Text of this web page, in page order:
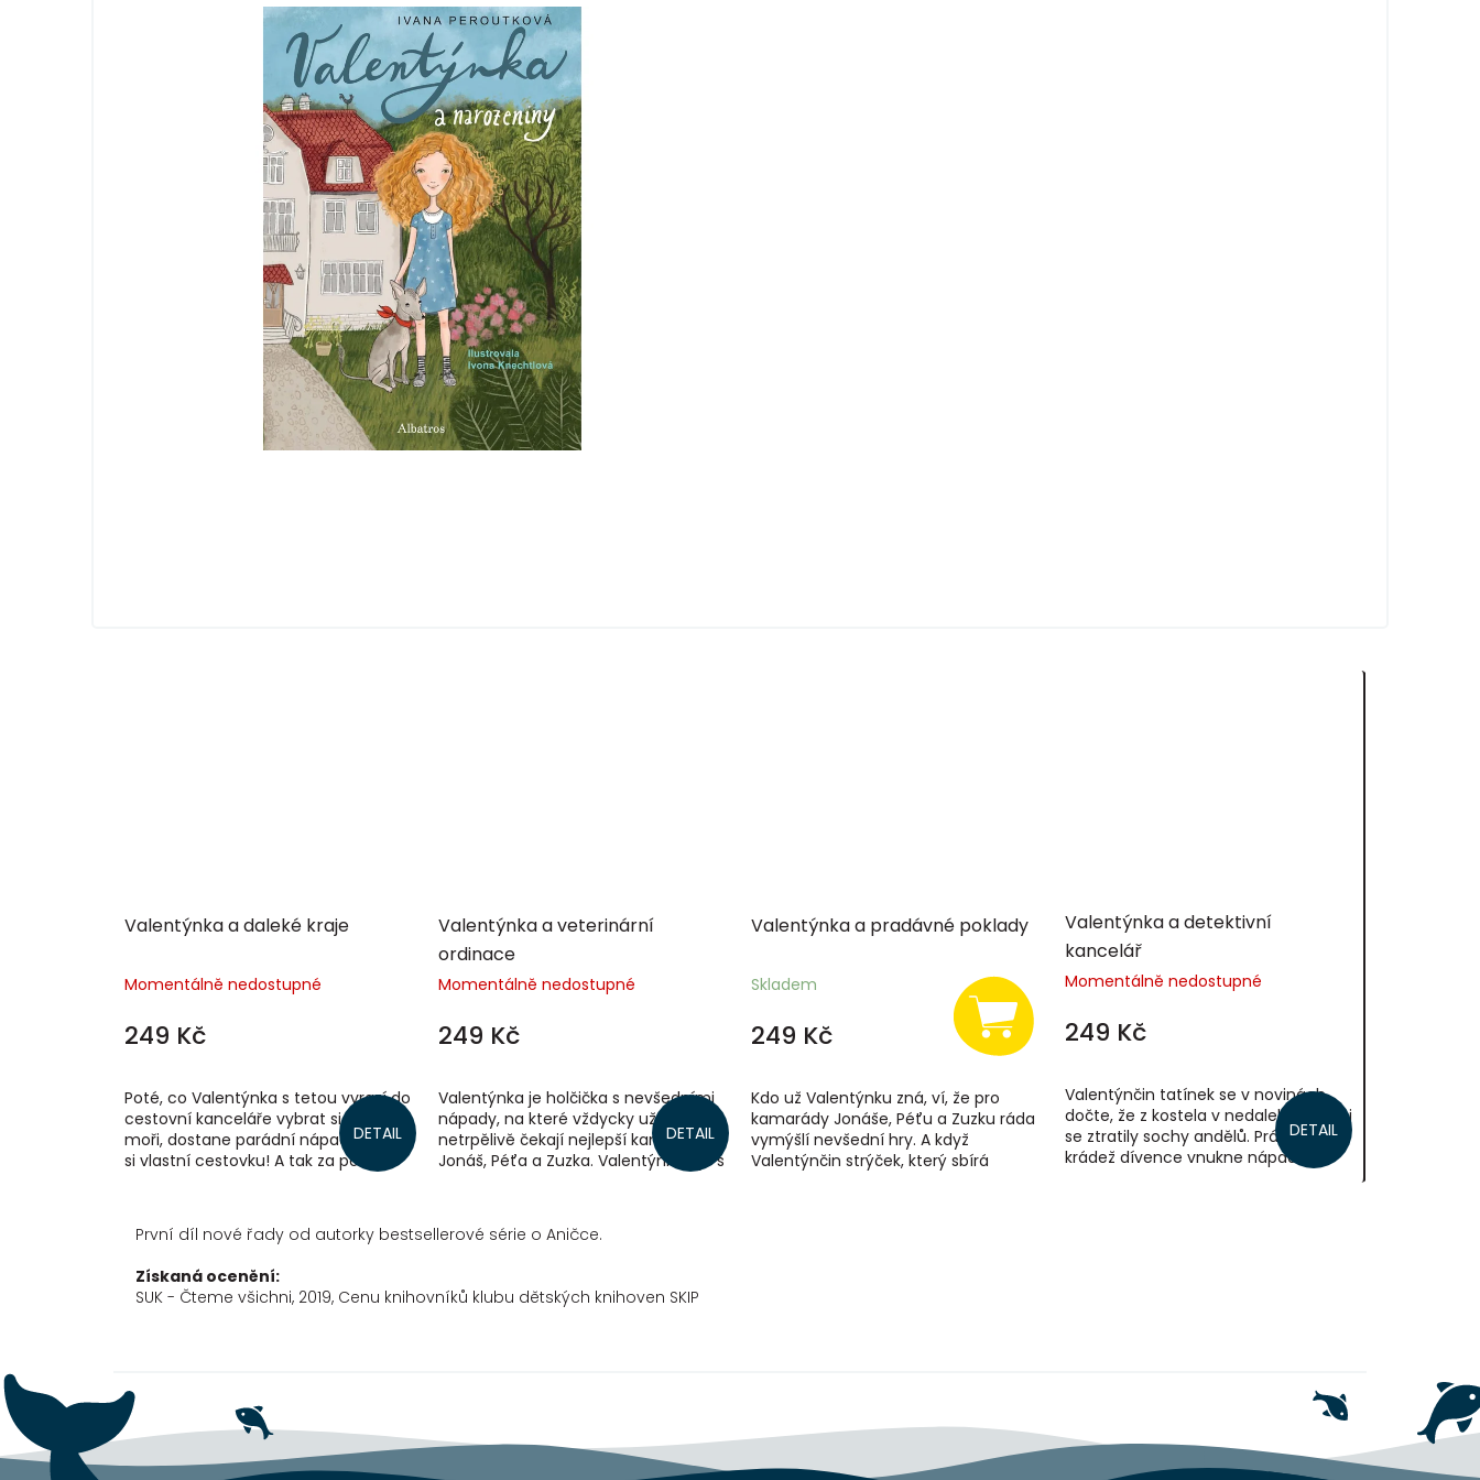
Valentýnka a daleké kraje
Momentálně nedostupné
249 Kč
DETAIL
Poté, co Valentýnka s tetou vyrazí do
cestovní kanceláře vybrat si zájezd k
moři, dostane parádní nápad. Založí
si vlastní cestovku! A tak za pomoci
Valentýnka a veterinární
ordinace
Momentálně nedostupné
249 Kč
DETAIL
Valentýnka je holčička s nevšedními
nápady, na které vždycky už
netrpělivě čekají nejlepší kamarádi
Jonáš, Péťa a Zuzka. Valentýnka žije s
Valentýnka a pradávné poklady
Skladem
249 Kč
Kdo už Valentýnku zná, ví, že pro
kamarády Jonáše, Péťu a Zuzku ráda
vymýšlí nevšední hry. A když
Valentýnčin strýček, který sbírá
Valentýnka a detektivní
kancelář
Momentálně nedostupné
249 Kč
DETAIL
Valentýnčin tatínek se v novinách
dočte, že z kostela v nedaleké vesnici
se ztratily sochy andělů. Právě tato
krádež dívence vnukne nápad na
První díl nové řady od autorky bestsellerové série o Aničce.
Získaná ocenění:
SUK - Čteme všichni, 2019, Cenu knihovníků klubu dětských knihoven SKIP